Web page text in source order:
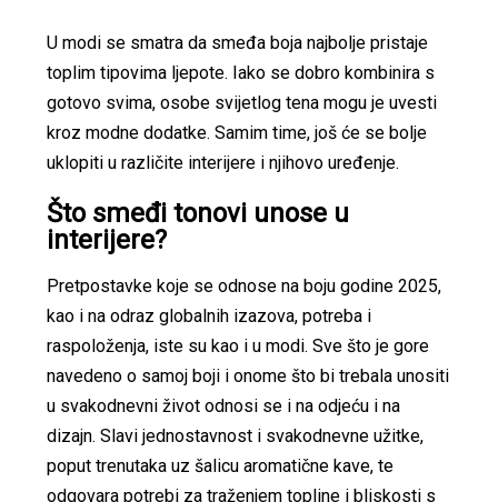
U modi se smatra da smeđa boja najbolje pristaje
toplim tipovima ljepote. Iako se dobro kombinira s
gotovo svima, osobe svijetlog tena mogu je uvesti
kroz modne dodatke. Samim time, još će se bolje
uklopiti u različite interijere i njihovo uređenje.
Što smeđi tonovi unose u
interijere?
Pretpostavke koje se odnose na boju godine 2025,
kao i na odraz globalnih izazova, potreba i
raspoloženja, iste su kao i u modi. Sve što je gore
navedeno o samoj boji i onome što bi trebala unositi
u svakodnevni život odnosi se i na odjeću i na
dizajn. Slavi jednostavnost i svakodnevne užitke,
poput trenutaka uz šalicu aromatične kave, te
odgovara potrebi za traženjem topline i bliskosti s